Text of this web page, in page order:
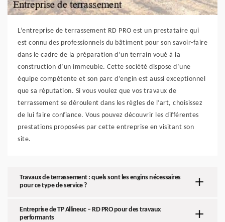
L’entreprise de terrassement RD PRO est un prestataire qui
est connu des professionnels du bâtiment pour son savoir-faire
dans le cadre de la préparation d’un terrain voué à la
construction d’un immeuble. Cette société dispose d’une
équipe compétente et son parc d’engin est aussi exceptionnel
que sa réputation. Si vous voulez que vos travaux de
terrassement se déroulent dans les règles de l’art, choisissez
de lui faire confiance. Vous pouvez découvrir les différentes
prestations proposées par cette entreprise en visitant son
site.
Travaux de terrassement : quels sont les engins nécessaires
pour ce type de service ?
Entreprise de TP Allineuc – RD PRO pour des travaux
performants